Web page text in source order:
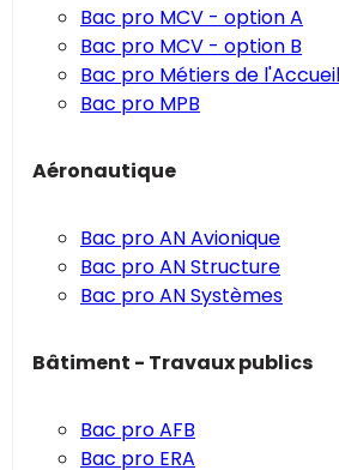
Bac pro MCV - option A
Bac pro MCV - option B
Bac pro Métiers de l'Accueil
Bac pro MPB
Aéronautique
Bac pro AN Avionique
Bac pro AN Structure
Bac pro AN Systèmes
Bâtiment - Travaux publics
Bac pro AFB
Bac pro ERA